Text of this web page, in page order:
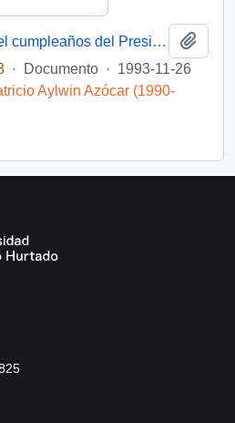
[Saludos con motivo del cumpleaños del Presidente]
· Documento · 1993-11-26
Aylwin Azócar (1990-